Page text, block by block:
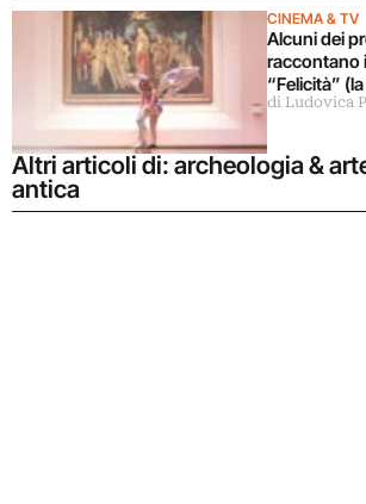
CINEMA & TV
Alcuni dei
raccontano
“Felicità”
musei
di Ludovica
Altri articoli di: archeologia &
antica